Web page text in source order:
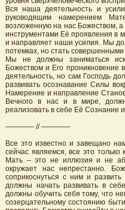
Вся наша деятельность и
руководящим намерением
возложенную на нас Божеством,
инструментами Её проявления в
и направляет наши усилия. Мы
потемках, но стать
Мы не должны заниматься
Божеством и Его
деятельность, но сам Господь
развивать осознавание Силы
Намерение и направление
Вечного в нас и в мире,
реализовать в себе Её Сознание
———— // ————
Все это известно и завещано
сейчас являемся, все это
Мать – это не иллюзия и не
окружает нас непрестанно.
соприкоснуться с ним и
должны начать развивать в
должны обучить себя тому, что
созерцательному состоянию